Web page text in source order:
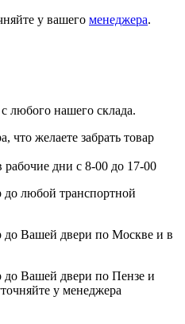
у вашего менеджера.
с любого нашего склада.
что желаете забрать товар
дни с 8-00 до 17-00
любой транспортной
до Вашей двери по Москве и в
до Вашей двери по Пензе и
у менеджера